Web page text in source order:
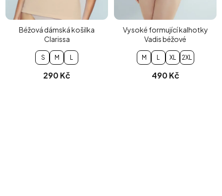
Béžová dámská košilka
Clarissa
S M L
290 Kč
Vysoké formující kalhotky
Vadis béžové
M L XL 2XL
490 Kč